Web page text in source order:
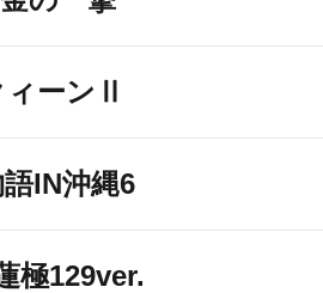
ーンⅡ
IN沖縄6
極129ver.